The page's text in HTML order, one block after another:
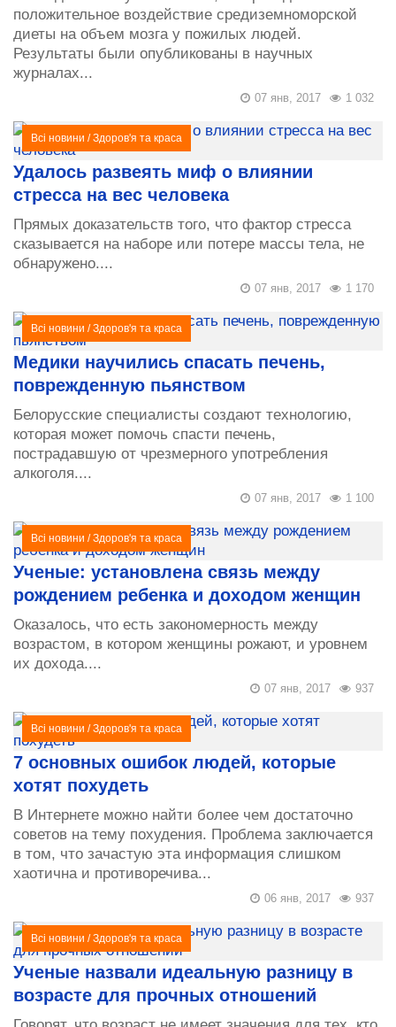
положительное воздействие средиземноморской
диеты на объем мозга у пожилых людей.
Результаты были опубликованы в научных
журналах...
1 032
07 янв, 2017
Всі новини /Здоров'я та краса
Удалось развеять миф о влиянии
стресса на вес человека
Прямых доказательств того, что фактор стресса
сказывается на наборе или потере массы тела, не
обнаружено....
1 170
07 янв, 2017
Всі новини /Здоров'я та краса
Медики научились спасать печень,
поврежденную пьянством
Белорусские специалисты создают технологию,
которая может помочь спасти печень,
пострадавшую от чрезмерного употребления
алкоголя....
1 100
07 янв, 2017
Всі новини /Здоров'я та краса
Ученые: установлена связь между
рождением ребенка и доходом женщин
Оказалось, что есть закономерность между
возрастом, в котором женщины рожают, и уровнем
их дохода....
937
07 янв, 2017
Всі новини /Здоров'я та краса
7 основных ошибок людей, которые
хотят похудеть
В Интернете можно найти более чем достаточно
советов на тему похудения. Проблема заключается
в том, что зачастую эта информация слишком
хаотична и противоречива...
937
06 янв, 2017
Всі новини /Здоров'я та краса
Ученые назвали идеальную разницу в
возрасте для прочных отношений